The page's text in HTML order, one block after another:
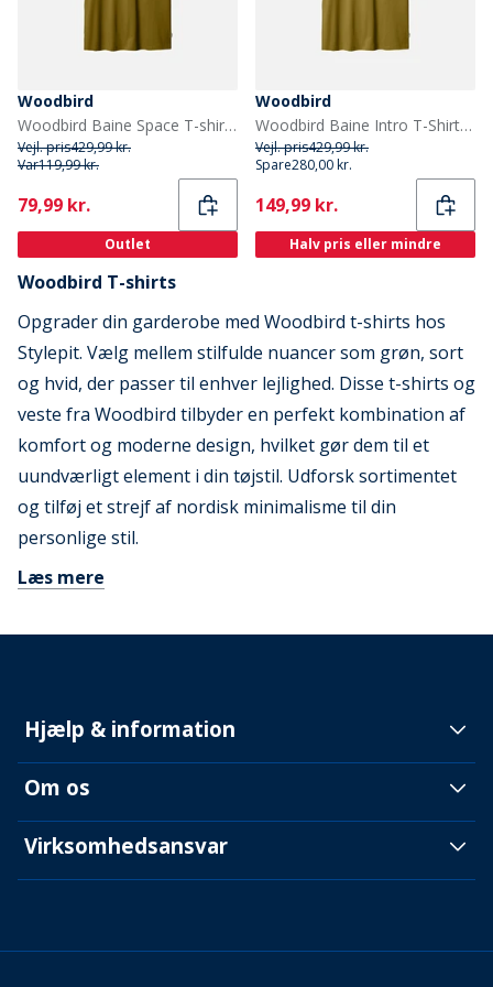
Woodbird
Woodbird Baine Space T-shirt Dark Green
Vejl. pris429,99 kr.
Var119,99 kr.
Current
79,99 kr.
Outlet
Woodbird
Woodbird Baine Intro T-Shirt Dark Green
Vejl. pris429,99 kr.
Spare280,00 kr.
Current
149,99 kr.
Halv pris eller mindre
Woodbird T-shirts
Opgrader din garderobe med Woodbird t-shirts hos
Stylepit. Vælg mellem stilfulde nuancer som grøn, sort
og hvid, der passer til enhver lejlighed. Disse t-shirts og
veste fra Woodbird tilbyder en perfekt kombination af
komfort og moderne design, hvilket gør dem til et
uundværligt element i din tøjstil. Udforsk sortimentet
og tilføj et strejf af nordisk minimalisme til din
personlige stil.
Læs mere
Hjælp & information
Om os
Virksomhedsansvar